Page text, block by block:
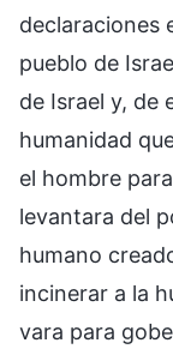
declaraciones
pueblo de
de Israel y, de
humanidad
el hombre
levantara del
humano
incinerar a la
vara para